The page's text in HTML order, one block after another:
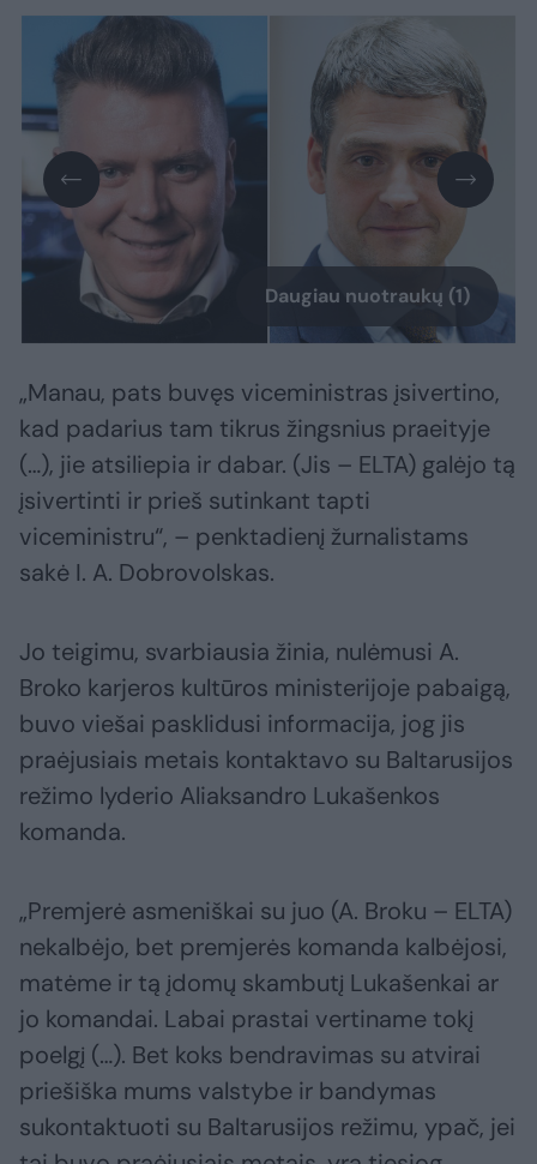
Daugiau nuotraukų (1)
„Manau, pats buvęs viceministras įsivertino,
kad padarius tam tikrus žingsnius praeityje
(…), jie atsiliepia ir dabar. (Jis – ELTA) galėjo tą
įsivertinti ir prieš sutinkant tapti
viceministru“, – penktadienį žurnalistams
sakė I. A. Dobrovolskas.
Jo teigimu, svarbiausia žinia, nulėmusi A.
Broko karjeros kultūros ministerijoje pabaigą,
buvo viešai pasklidusi informacija, jog jis
praėjusiais metais kontaktavo su Baltarusijos
režimo lyderio Aliaksandro Lukašenkos
komanda.
„Premjerė asmeniškai su juo (A. Broku – ELTA)
nekalbėjo, bet premjerės komanda kalbėjosi,
matėme ir tą įdomų skambutį Lukašenkai ar
jo komandai. Labai prastai vertiname tokį
poelgį (…). Bet koks bendravimas su atvirai
priešiška mums valstybe ir bandymas
sukontaktuoti su Baltarusijos režimu, ypač, jei